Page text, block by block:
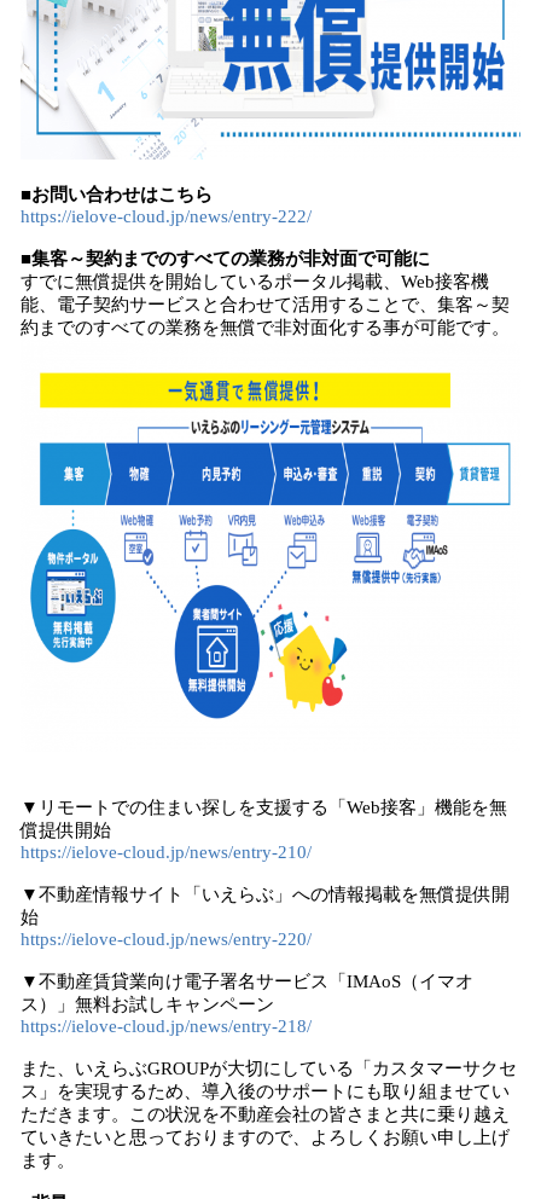
■お問い合わせはこちら
https://ielove-cloud.jp/news/entry-222/
■集客～契約までのすべての業務が非対面で可能に
すでに無償提供を開始しているポータル掲載、Web接客機
能、電子契約サービスと合わせて活用することで、集客～契
約までのすべての業務を無償で非対面化する事が可能です。
▼リモートでの住まい探しを支援する「Web接客」機能を無
償提供開始
https://ielove-cloud.jp/news/entry-210/
▼不動産情報サイト「いえらぶ」への情報掲載を無償提供開
始
https://ielove-cloud.jp/news/entry-220/
▼不動産賃貸業向け電子署名サービス「IMAoS（イマオ
ス）」無料お試しキャンペーン
https://ielove-cloud.jp/news/entry-218/
また、いえらぶGROUPが大切にしている「カスタマーサクセ
ス」を実現するため、導入後のサポートにも取り組ませてい
ただきます。この状況を不動産会社の皆さまと共に乗り越え
ていきたいと思っておりますので、よろしくお願い申し上げ
ます。